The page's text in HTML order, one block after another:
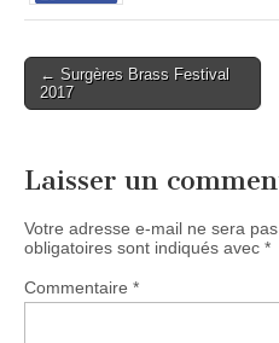
Post
navigation
← Surgères Brass Festival
2017
Laisser un
Votre adresse e-mail ne sera
obligatoires sont indiqués avec *
Commentaire *